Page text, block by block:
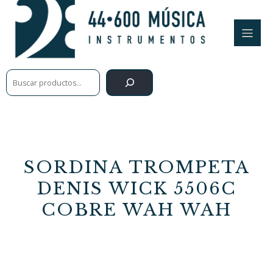
Buscar
SORDINA TROMPETA
DENIS WICK 5506C
COBRE WAH WAH